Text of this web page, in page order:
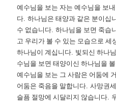
예수님을 보는 자는 예수님을 보
다.하나님은 태양과 같은 분이십
수 없습니다.하나님을 보면 죽습
고 우리가 볼 수 있는 모습으로 세
하나님이 계십니다. 빛되신 하나
수님을 보면 태양이신 하나님을
예수님을 보는 그 사람은 어둠에
어둠은 죽음을 말합니다.사망권
슬픔 절망에 시달리지 않습니다.